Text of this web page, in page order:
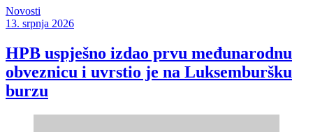
Novosti
13. srpnja 2026
HPB uspješno izdao prvu međunarodnu
obveznicu i uvrstio je na Luksemburšku
burzu